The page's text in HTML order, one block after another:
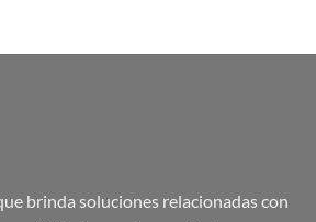
brinda soluciones relacionadas con